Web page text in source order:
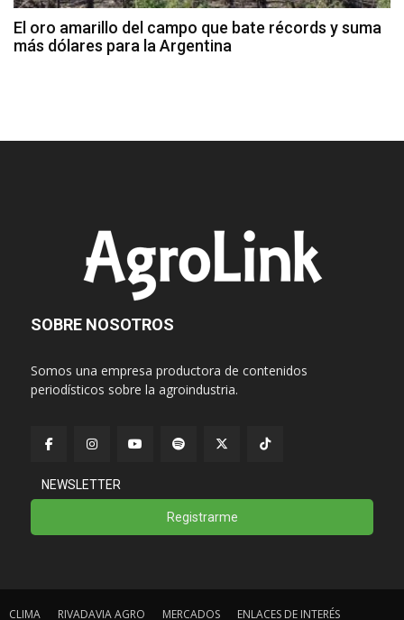
El oro amarillo del campo que bate récords y suma
más dólares para la Argentina
SOBRE NOSOTROS
Somos una empresa productora de contenidos
periodísticos sobre la agroindustria.
NEWSLETTER
Registrarme
CLIMA RIVADAVIA AGRO MERCADOS ENLACES DE INTERÉS